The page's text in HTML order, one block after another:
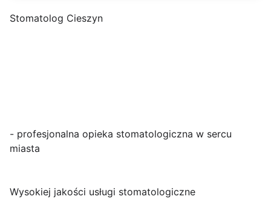
Stomatolog Cieszyn
- profesjonalna opieka stomatologiczna w sercu
miasta
Wysokiej jakości usługi stomatologiczne